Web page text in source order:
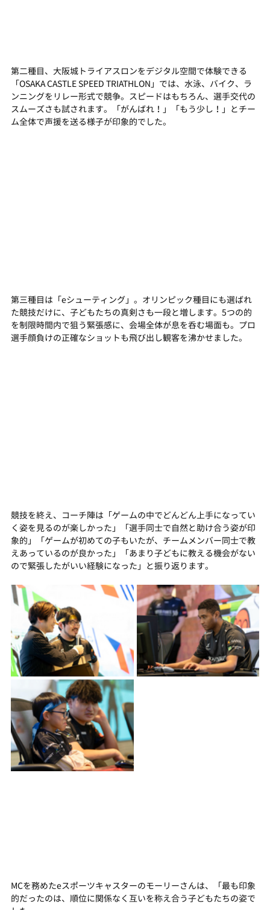
第二種目、大阪城トライアスロンをデジタル空間で体験できる
「OSAKA CASTLE SPEED TRIATHLON」 では、水泳、バイク、ラ
ンニングをリレー形式で競争。スピードはもちろん、選手交代の
スムーズさも試されます。「がんばれ！」「もう少し！」とチー
ム全体で声援を送る様子が印象的でした。
第三種目は「eシューティング」。オリンピック種目にも選ばれ
た競技だけに、子どもたちの真剣さも一段と増します。5つの的
を制限時間内で狙う緊張感に、会場全体が息を呑む場面も。プロ
選手顔負けの正確なショットも飛び出し観客を沸かせました。
競技を終え、コーチ陣は「ゲームの中でどんどん上手になってい
く姿を見るのが楽しかった」「選手同士で自然と助け合う姿が印
象的」「ゲームが初めての子もいたが、チームメンバー同士で教
えあっているのが良かった」「あまり子どもに教える機会がない
ので緊張したがいい経験になった」と振り返ります。
MCを務めたeスポーツキャスターのモーリーさんは、「最も印象
的だったのは、順位に関係なく互いを称え合う子どもたちの姿で